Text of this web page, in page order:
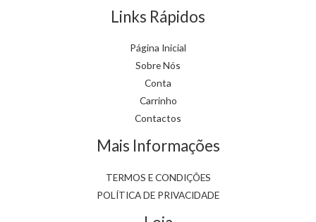
Links Rápidos
Página Inicial
Sobre Nós
Conta
Carrinho
Contactos
Mais Informações
TERMOS E CONDIÇÕES
POLÍTICA DE PRIVACIDADE